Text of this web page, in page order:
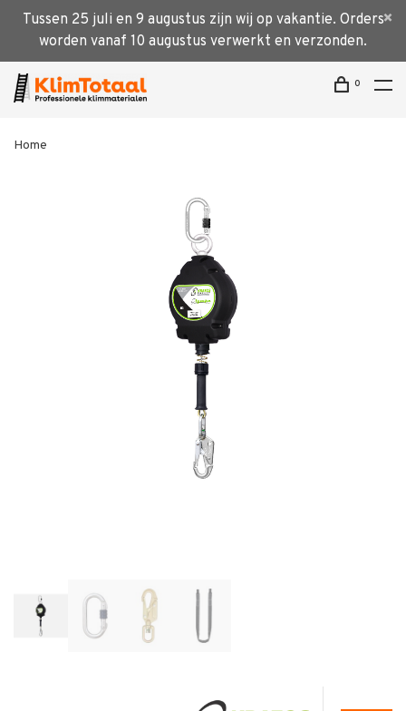
Tussen 25 juli en 9 augustus zijn wij op vakantie. Orders
worden vanaf 10 augustus verwerkt en verzonden.
0
Home